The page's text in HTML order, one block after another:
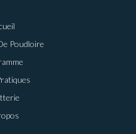
Poudloire